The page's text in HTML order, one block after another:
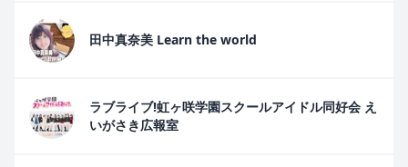
田中真奈美 Learn the world
ラブライブ!虹ヶ咲学園スクールアイドル同好会 え
いがさき広報室